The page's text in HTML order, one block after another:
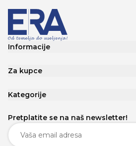
Informacije
Za kupce
Kategorije
Pretplatite se na naš newsletter!